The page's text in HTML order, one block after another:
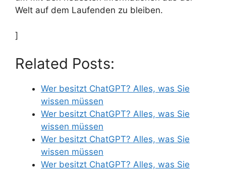
Welt auf dem Laufenden zu bleiben.
]
Related Posts:
Wer besitzt ChatGPT? Alles, was Sie
wissen müssen
Wer besitzt ChatGPT? Alles, was Sie
wissen müssen
Wer besitzt ChatGPT? Alles, was Sie
wissen müssen
Wer besitzt ChatGPT? Alles, was Sie